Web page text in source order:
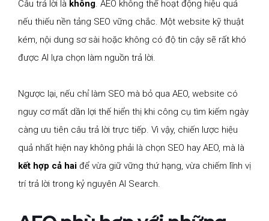
Câu trả lời là không . AEO không thể hoạt động hiệu quả
nếu thiếu nền tảng SEO vững chắc. Một website kỹ thuật
kém, nội dung sơ sài hoặc không có độ tin cậy sẽ rất khó
được AI lựa chọn làm nguồn trả lời.
Ngược lại, nếu chỉ làm SEO mà bỏ qua AEO, website có
nguy cơ mất dần lợi thế hiển thị khi công cụ tìm kiếm ngày
càng ưu tiên câu trả lời trực tiếp. Vì vậy, chiến lược hiệu
quả nhất hiện nay không phải là chọn SEO hay AEO, mà là
kết hợp cả hai để vừa giữ vững thứ hạng, vừa chiếm lĩnh vị
trí trả lời trong kỷ nguyên AI Search.